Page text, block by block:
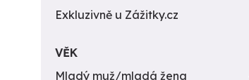
Exkluzivně u Zážitky.cz
VĚK
Mladý muž/mladá žena